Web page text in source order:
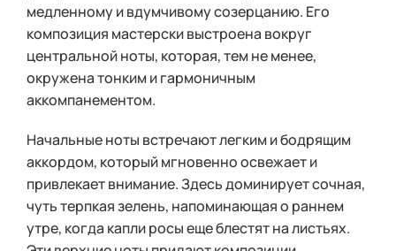
медленному и вдумчивому созерцанию. Его
композиция мастерски выстроена вокруг
центральной ноты, которая, тем не менее,
окружена тонким и гармоничным
аккомпанементом.
Начальные ноты встречают легким и бодрящим
аккордом, который мгновенно освежает и
привлекает внимание. Здесь доминирует сочная,
чуть терпкая зелень, напоминающая о раннем
утре, когда капли росы еще блестят на листьях.